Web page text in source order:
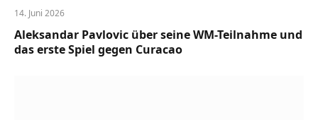
14. Juni 2026
Aleksandar Pavlovic über seine WM-Teilnahme und
das erste Spiel gegen Curacao